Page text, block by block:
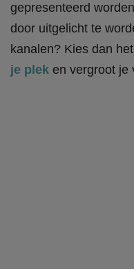
gepresenteerd
door uitgelicht te
kanalen? Kies dan
je plek en vergroot je